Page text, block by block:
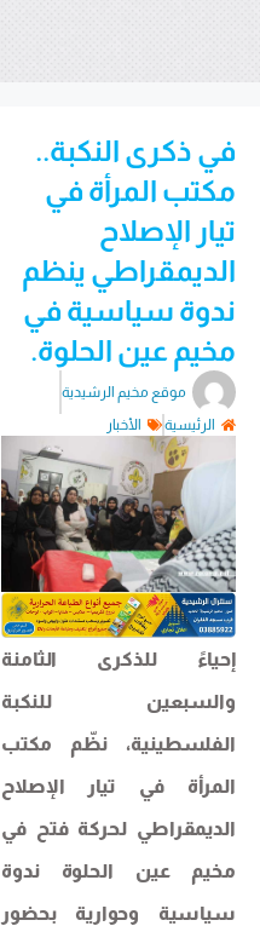
في ذكرى النكبة..
مكتب المرأة في
تيار الإصلاح
الديمقراطي ينظم
ندوة سياسية في
مخيم عين الحلوة.
موقع مخيم الرشيدية
الرئيسية
الأخبار
إحياءً للذكرى الثامنة
والسبعين للنكبة
الفلسطينية، نظّم مكتب
المرأة في تيار الإصلاح
الديمقراطي لحركة فتح في
مخيم عين الحلوة ندوة
سياسية وحوارية بحضور